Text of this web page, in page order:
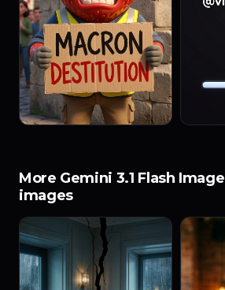
More Gemini 3.1 Flash Image
images